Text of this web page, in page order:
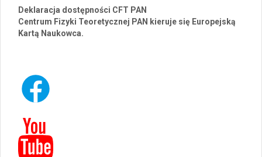
Deklaracja dostępności CFT PAN
Centrum Fizyki Teoretycznej PAN kieruje się Europejską
Kartą Naukowca.